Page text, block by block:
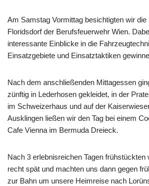
Am Samstag Vormittag besichtigten wir
Floridsdorf der Berufsfeuerwehr Wien.
interessante Einblicke in die
Einsatzgebiete und Einsatztaktiken
Nach dem anschließenden Mittagessen
zünftig in Lederhosen gekleidet, in der
im Schweizerhaus und auf der
Ausklingen ließen wir den Tag bei einem
Cafe Vienna im Bermuda Dreieck.
Nach 3 erlebnisreichen Tagen frühstückten
recht spät und machten uns dann gegen
zur Bahn um unsere Heimreise nach